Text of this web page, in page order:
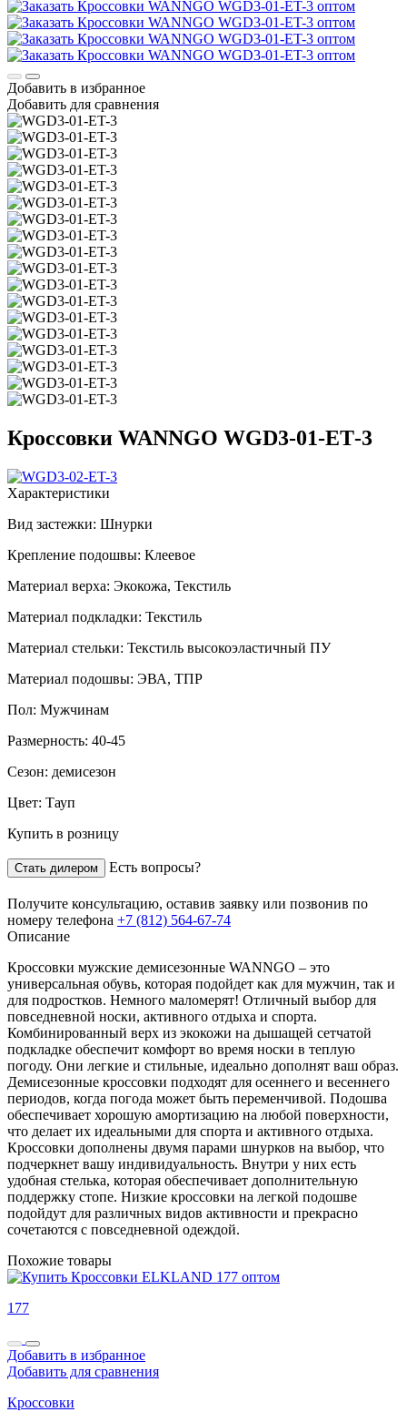
Добавить в избранное
Добавить для сравнения
Кроссовки WANNGO WGD3‑01‑ET‑3
Характеристики
Вид застежки: Шнурки
Крепление подошвы: Клеевое
Материал верха: Экокожа, Текстиль
Материал подкладки: Текстиль
Материал стельки: Текстиль высокоэластичный ПУ
Материал подошвы: ЭВА, ТПР
Пол: Мужчинам
Размерность: 40-45
Сезон: демисезон
Цвет: Тауп
Купить в розницу
Стать дилером Есть вопросы?
Получите консультацию, оставив заявку или позвонив по
номеру телефона +7 (812) 564-67-74
Описание
Кроссовки мужские демисезонные WANNGO – это
универсальная обувь, которая подойдет как для мужчин, так и
для подростков. Немного маломерят! Отличный выбор для
повседневной носки, активного отдыха и спорта.
Комбинированный верх из экокожи на дышащей сетчатой
подкладке обеспечит комфорт во время носки в теплую
погоду. Они легкие и стильные, идеально дополнят ваш образ.
Демисезонные кроссовки подходят для осеннего и весеннего
периодов, когда погода может быть переменчивой. Подошва
обеспечивает хорошую амортизацию на любой поверхности,
что делает их идеальными для спорта и активного отдыха.
Кроссовки дополнены двумя парами шнурков на выбор, что
подчеркнет вашу индивидуальность. Внутри у них есть
удобная стелька, которая обеспечивает дополнительную
поддержку стопе. Низкие кроссовки на легкой подошве
подойдут для различных видов активности и прекрасно
сочетаются с повседневной одеждой.
Похожие товары
177
Добавить в избранное
Добавить для сравнения
Кроссовки